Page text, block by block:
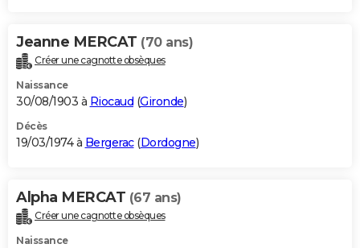
Jeanne MERCAT (70 ans)
Créer une cagnotte obsèques
Naissance
30/08/1903 à Riocaud (Gironde)
Décès
19/03/1974 à Bergerac(Dordogne)
Alpha MERCAT (67 ans)
Créer une cagnotte obsèques
Naissance